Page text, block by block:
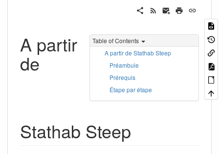
Table of Contents
A partir de Stathab Steep
Préambule
Prérequis
Étape par étape
A partir
de
Stathab Steep